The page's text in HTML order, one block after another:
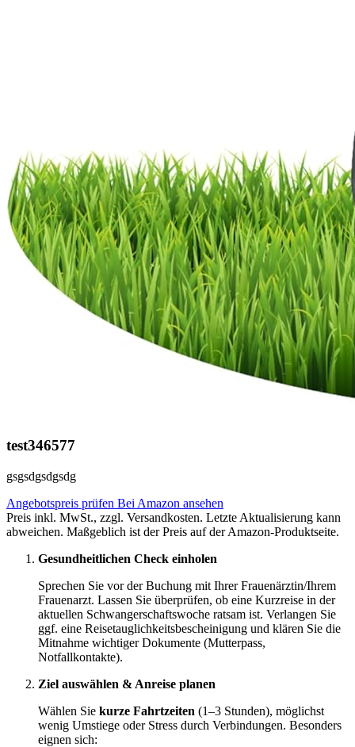
test346577
gsgsdgsdgsdg
Angebotspreis prüfen Bei Amazon ansehen
Preis inkl. MwSt., zzgl. Versandkosten. Letzte Aktualisierung kann
abweichen. Maßgeblich ist der Preis auf der Amazon-Produktseite.
Gesundheitlichen Check einholen
Sprechen Sie vor der Buchung mit Ihrer Frauenärztin/Ihrem
Frauenarzt. Lassen Sie überprüfen, ob eine Kurzreise in der
aktuellen Schwangerschaftswoche ratsam ist. Verlangen Sie
ggf. eine Reisetauglichkeitsbescheinigung und klären Sie die
Mitnahme wichtiger Dokumente (Mutterpass,
Notfallkontakte).
Ziel auswählen & Anreise planen
Wählen Sie kurze Fahrtzeiten (1–3 Stunden), möglichst
wenig Umstiege oder Stress durch Verbindungen. Besonders
eignen sich: